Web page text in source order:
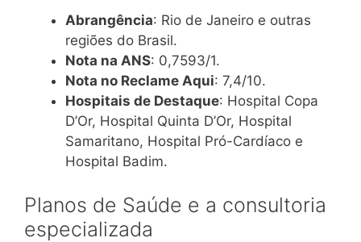
Abrangência: Rio de Janeiro e outras
regiões do Brasil.
Nota na ANS: 0,7593/1.
Nota no Reclame Aqui: 7,4/10.
Hospitais de Destaque: Hospital Copa
D’Or, Hospital Quinta D’Or, Hospital
Samaritano, Hospital Pró-Cardíaco e
Hospital Badim.
Planos de Saúde e a consultoria
especializada